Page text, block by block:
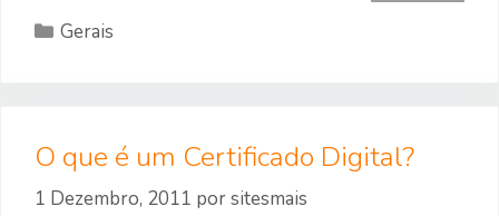
Categorias
Gerais
O que é um Certificado Digital?
1 Dezembro, 2011 porsitesmais